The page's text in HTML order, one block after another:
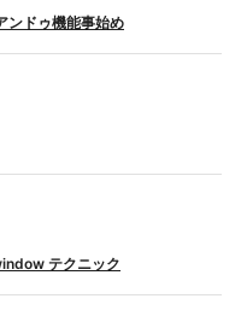
ンドゥ機能事始め
テクニック